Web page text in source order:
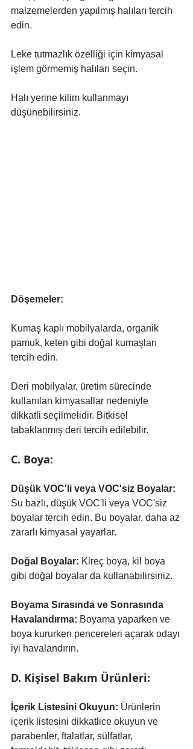
malzemelerden yapılmış halıları tercih
edin.
Leke tutmazlık özelliği için kimyasal
işlem görmemiş halıları seçin.
Halı yerine kilim kullanmayı
düşünebilirsiniz.
Döşemeler:
Kumaş kaplı mobilyalarda, organik
pamuk, keten gibi doğal kumaşları
tercih edin.
Deri mobilyalar, üretim sürecinde
kullanılan kimyasallar nedeniyle
dikkatli seçilmelidir. Bitkisel
tabaklanmış deri tercih edilebilir.
C. Boya:
Düşük VOC'li veya VOC'siz Boyalar:
Su bazlı, düşük VOC'li veya VOC'siz
boyalar tercih edin. Bu boyalar, daha az
zararlı kimyasal yayarlar.
Doğal Boyalar: Kireç boya, kil boya
gibi doğal boyalar da kullanabilirsiniz.
Boyama Sırasında ve Sonrasında
Havalandırma: Boyama yaparken ve
boya kururken pencereleri açarak odayı
iyi havalandırın.
D. Kişisel Bakım Ürünleri:
İçerik Listesini Okuyun: Ürünlerin
içerik listesini dikkatlice okuyun ve
parabenler, ftalatlar, sülfatlar,